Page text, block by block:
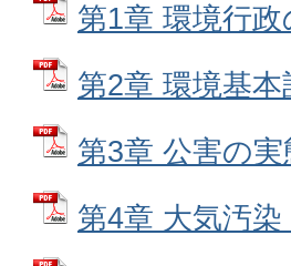
第1章 環境行
第2章 環境基
第3章 公害の
第4章 大気汚